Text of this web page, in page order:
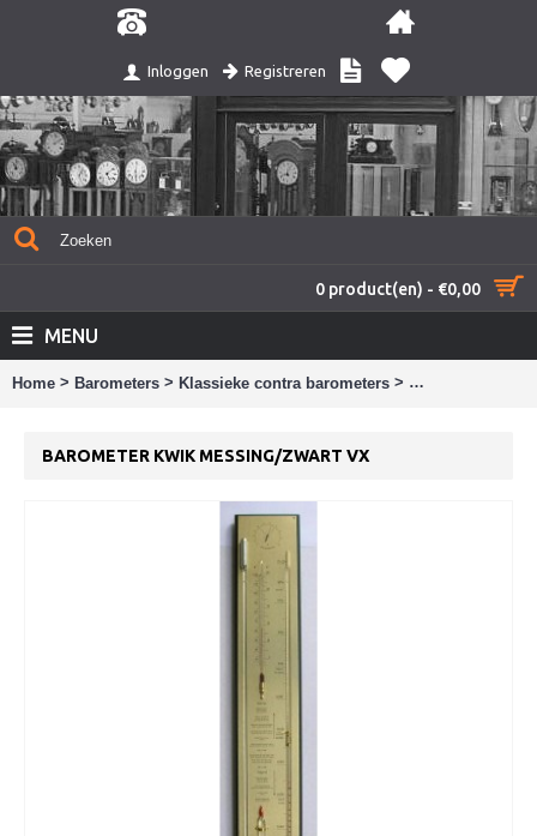
Inloggen Registreren
0 product(en) - €0,00
MENU
Home > Barometers > Klassieke contra barometers > Barometer kwik
BAROMETER KWIK MESSING/ZWART VX